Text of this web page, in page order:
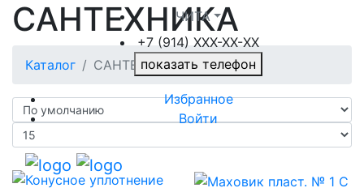
ЧИТА
+7 (914) XXХ-ХХ-XX
показать телефон
Избранное
Войти
САНТЕХНИКА
Каталог САНТЕХНИКА